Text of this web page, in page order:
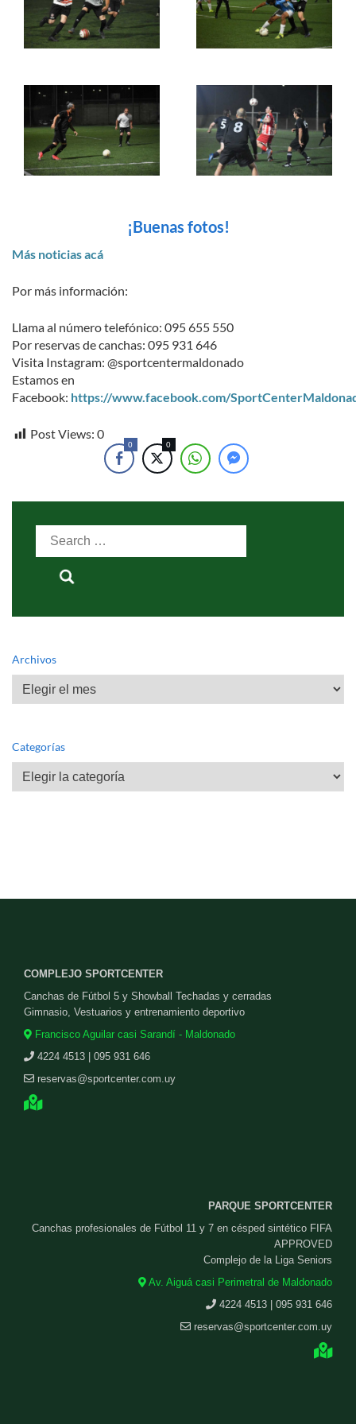
¡Buenas fotos!
Más noticias acá
Por más información:
Llama al número telefónico: 095 655 550
Por reservas de canchas: 095 931 646
Visita Instagram: @sportcentermaldonado
Estamos en
Facebook: https://www.facebook.com/
Post Views: 0
0 0
Search
for:
Archivos
Archivos
Categorías
Categorías
COMPLEJO SPORTCENTER
Canchas de Fútbol 5 y Showball Techadas y cerradas
Gimnasio, Vestuarios y entrenamiento deportivo
Francisco Aguilar casi Sarandí - Maldonado
4224 4513 | 095 931 646
reservas@sportcenter.com.uy
PARQUE SPORTCENTER
Canchas profesionales de Fútbol 11 y 7 en césped sintético FIFA
APPROVED
Complejo de la Liga Seniors
Av. Aiguá casi Perimetral de Maldonado
4224 4513 | 095 931 646
reservas@sportcenter.com.uy